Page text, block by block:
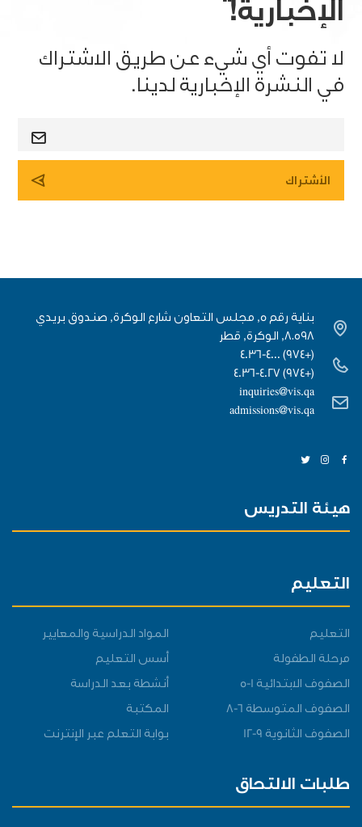
الإخبارية!
لا تفوت أي شيء عن طريق الاشتراك
في النشرة الإخبارية لدينا.
بناية رقم 5, مجلس التعاون شارع الوكرة, صندوق بريدي
٨٠٥٩٨, الوكرة, قطر
(+974) 4036-4000
(+974) 4036-4027
inquiries@vis.qa
admissions@vis.qa
هيئة التدريس
التعليم
التعليم
مرحلة الطفولة
الصفوف الابتدائية 1-5
الصفوف المتوسطة 6-8
الصفوف الثانوية 9-12
المواد الدراسية والمعايير
أسس التعليم
أنشطة بعد الدراسة
المكتبة
بوابة التعلم عبر الإنترنت
طلبات الالتحاق